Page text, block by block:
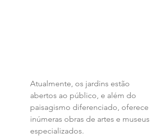
Atualmente, os jardins estão
abertos ao público, e além do
paisagismo diferenciado, oferece
inúmeras obras de artes e museus
especializados.